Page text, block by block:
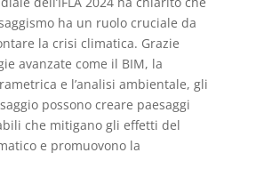
ha un ruolo cruciale da
la crisi climatica. Grazie
avanzate come il BIM, la
e l’analisi ambientale, gli
possono creare paesaggi
che mitigano gli effetti del
e promuovono la